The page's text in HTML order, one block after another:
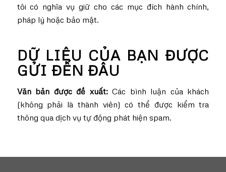
tôi có nghĩa vụ giữ cho các mục đích hành chính,
pháp lý hoặc bảo mật.
DỮ LIỆU CỦA BẠN ĐƯỢC
GỬI ĐẾN ĐÂU
Văn bản được đề xuất:Các bình luận của khách
(không phải là thành viên) có thể được kiểm tra
thông qua dịch vụ tự động phát hiện spam.